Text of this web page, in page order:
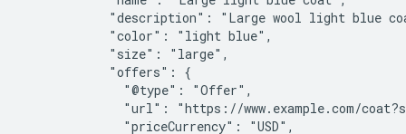
"description": "Large wool light blue
            "color": "light blue",
            "size": "large",
            "offers": {
              "@type": "Offer",
"url": "https://www.example.com/
              "priceCurrency": "USD",